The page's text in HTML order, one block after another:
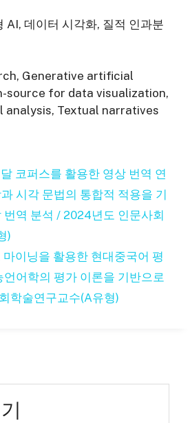
AI, 데이터 시각화, 질적 인과분
Generative artificial
source for data visualization,
analysis, Textual narratives
코퍼스를 활용한 영상 번역 연
시각 문법의 통합적 적용을 기
번역 분석 / 2024년도 인문사회
)
이닝을 활용한 현대중국어 평
언어학의 평가 이론을 기반으로
학술연구교수(A유형)